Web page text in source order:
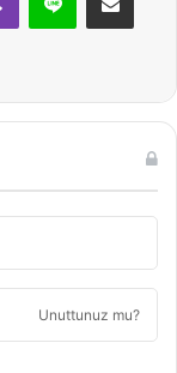
Unuttunuz mu?